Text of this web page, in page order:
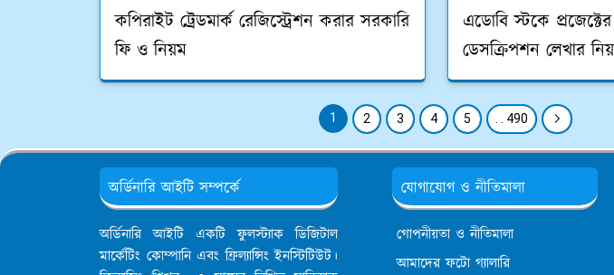
কপিরাইট ট্রেডমার্ক রেজিস্ট্রেশন করার সরকারি
ফি ও নিয়ম
এডোবি স্টকে
ডেসক্রিপশন লেখার
1 2 3 4 5 . . 490
অর্ডিনারি আইটি সম্পর্কে
অর্ডিনারি আইটি একটি ফুলস্ট্যাক ডিজিটাল
মার্কেটিং কোম্পানি এবং ফ্রিল্যান্সিং ইনস্টিটিউট।
যোগাযোগ ও নীতিমালা
গোপনীয়তা ও নীতিমালা
আমাদের ফটো গ্যালারি